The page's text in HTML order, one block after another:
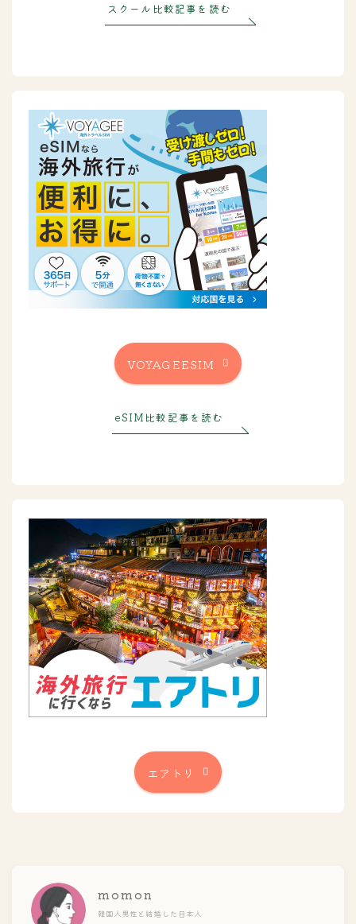
スクール比較記事を読む
VOYAGEESIM
eSIM比較記事を読む
エアトリ
momon
韓国人男性と結婚した日本人